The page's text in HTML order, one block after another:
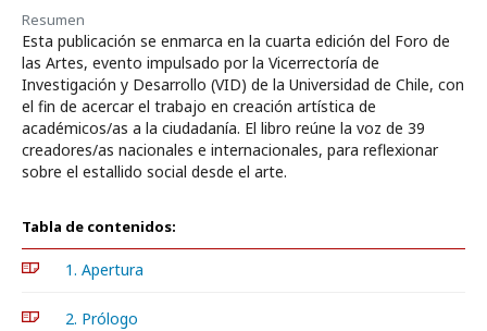
Resumen
Esta publicación se enmarca en la cuarta edición del Foro de
las Artes, evento impulsado por la Vicerrectoría de
Investigación y Desarrollo (VID) de la Universidad de Chile, con
el fin de acercar el trabajo en creación artística de
académicos/as a la ciudadanía. El libro reúne la voz de 39
creadores/as nacionales e internacionales, para reflexionar
sobre el estallido social desde el arte.
Tabla de contenidos:
1. Apertura
2. Prólogo